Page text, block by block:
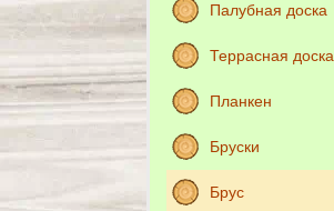
Палубная доска
Террасная доска
Планкен
Бруски
Брус